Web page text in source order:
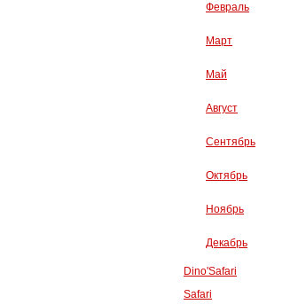
Февраль
Март
Май
Август
Сентябрь
Октябрь
Ноябрь
Декабрь
Dino'Safari
Safari